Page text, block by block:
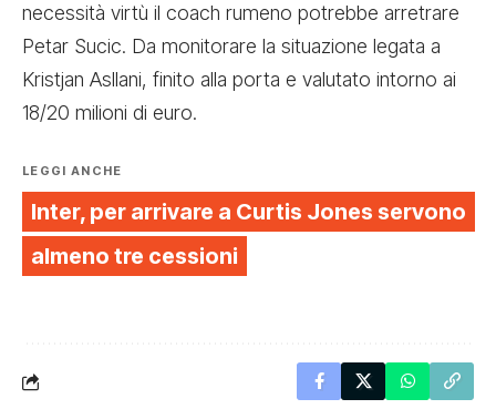
necessità virtù il coach rumeno potrebbe arretrare
Petar Sucic. Da monitorare la situazione legata a
Kristjan Asllani, finito alla porta e valutato intorno ai
18/20 milioni di euro.
LEGGI ANCHE
Inter, per arrivare a Curtis Jones servono
almeno tre cessioni